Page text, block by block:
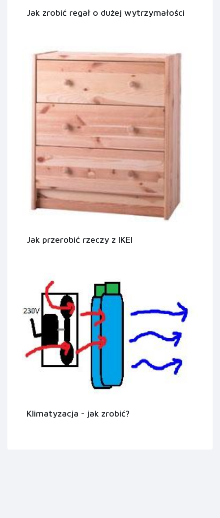
Jak zrobić regał o dużej wytrzymałości
Jak przerobić rzeczy z IKEI
Klimatyzacja - jak zrobić?